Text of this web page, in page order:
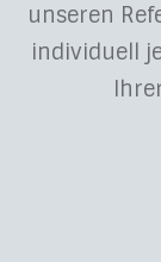
unseren
individuell